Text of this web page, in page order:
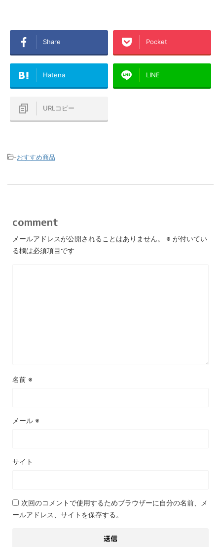
Share Pocket
Hatena LINE
URLコピー
-おすすめ商品
comment
メールアドレスが公開されることはありません。 ※ が付いてい
る欄は必須項目です
名前 ※
メール ※
サイト
次回のコメントで使用するためブラウザーに自分の名前、メ
ールアドレス、サイトを保存する。